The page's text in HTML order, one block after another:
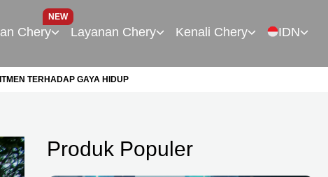
Chery
NEW
Layanan Chery Kenali Chery IDN
TERHADAP GAYA HIDUP
Produk Populer